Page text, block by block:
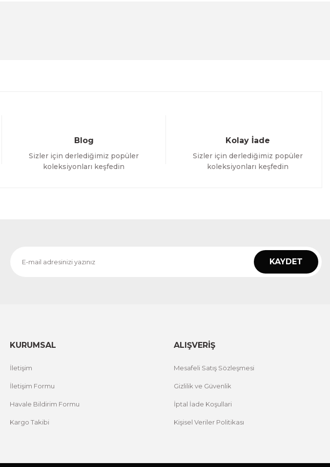
Blog
Sizler için derlediğimiz popüler
koleksiyonları keşfedin
Kolay İade
Sizler için derlediğimiz popüler
koleksiyonları keşfedin
KAYDET
KURUMSAL
İletişim
İletişim Formu
Havale Bildirim Formu
Kargo Takibi
ALIŞVERİŞ
Mesafeli Satış Sözleşmesi
Gizlilik ve Güvenlik
İptal İade Koşullari
Kişisel Veriler Politikası